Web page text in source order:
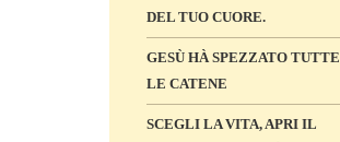
DEL TUO CUORE.
GESÙ HÀ SPEZZATO TUTTE
LE CATENE
SCEGLI LA VITA, APRI IL